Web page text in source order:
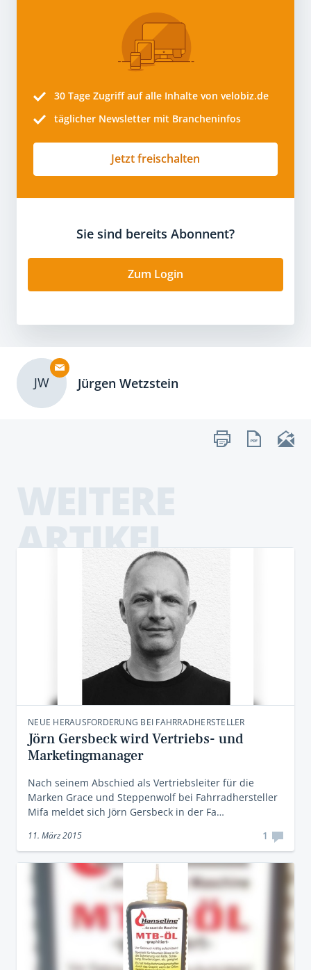
30 Tage Zugriff auf alle Inhalte von velobiz.de
täglicher Newsletter mit Brancheninfos
Jetzt freischalten
Sie sind bereits Abonnent?
Zum Login
JW Jürgen Wetzstein
ARTIKEL
NEUE HERAUSFORDERUNG BEI FAHRRADHERSTELLER
Jörn Gersbeck wird Vertriebs- und
Marketingmanager
Nach seinem Abschied als Vertriebsleiter für die
Marken Grace und Steppenwolf bei Fahrradhersteller
Mifa meldet sich Jörn Gersbeck in der Fa…
11. März 2015 1